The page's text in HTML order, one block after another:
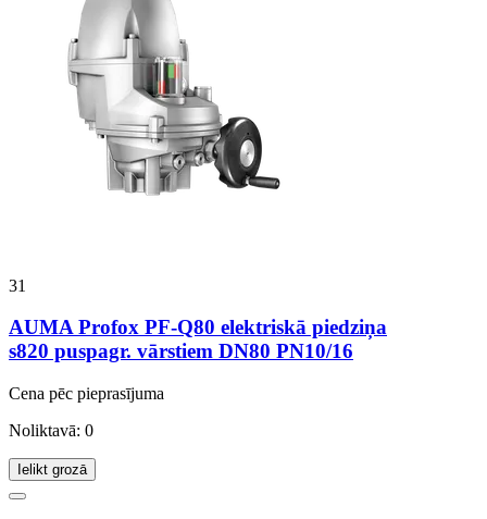
31
AUMA Profox PF-Q80 elektriskā piedziņa
s820 puspagr. vārstiem DN80 PN10/16
Cena pēc pieprasījuma
Noliktavā: 0
Ielikt grozā